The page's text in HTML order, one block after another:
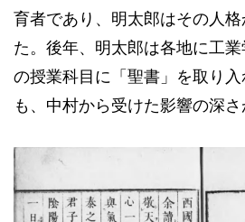
育者であり、明太郎はその人
た。後年、明太郎は各地に工
の授業科目に「聖書」を取り
も、中村から受けた影響の深さ